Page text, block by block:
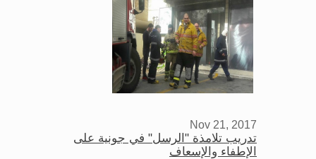
Nov 21, 2017
تدريب تلامذة "الرسل" في جونية على
الإطفاء والإسعاف